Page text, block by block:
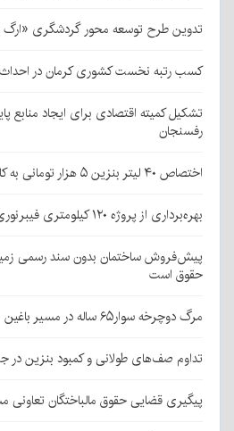
تدوین طرح توسعه محور گردشگری «ارگ
کسب رتبه نخست کشوری کرمان در احداث
تشکیل کمیته اقتصادی برای ایجاد منابع
رفسنجان
اختصاص ۴۰ لیتر بنزین ۵ هزار تومانی به کارت سوخت کرمانی‌ها
بهره‌برداری از پروژه ۱۲۰ کیلومتری فیبرنوری روستایی در قلعه‌گنج
پیش‌فروش ساختمان بدون سند رسمی
حقوق است
مرگ دوچرخه سوار۶۵ ساله در مسیر باغین
تداوم صف‌های طولانی و کمبود بنزین در
پیگیری قضایی حقوق مالباختگان تعاونی